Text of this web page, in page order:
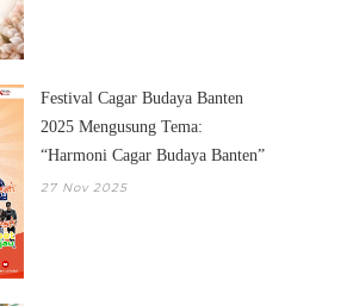
Festival Cagar Budaya Banten
2025 Mengusung Tema:
“Harmoni Cagar Budaya Banten”
27 Nov 2025